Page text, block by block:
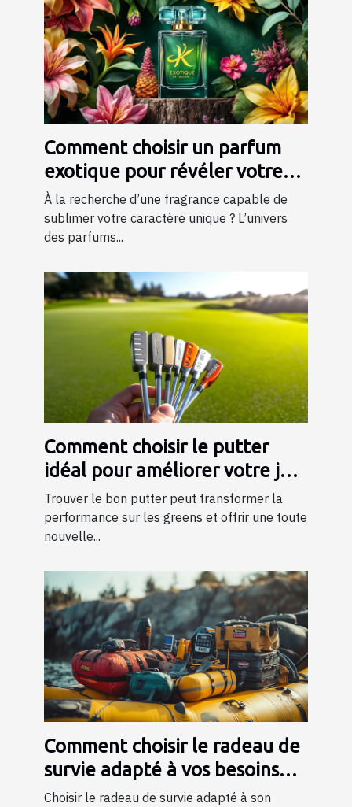
Comment choisir un parfum
exotique pour révéler votre
personnalité?
À la recherche d’une fragrance capable de
sublimer votre caractère unique ? L’univers
des parfums...
Comment choisir le putter
idéal pour améliorer votre jeu
?
Trouver le bon putter peut transformer la
performance sur les greens et offrir une toute
nouvelle...
Comment choisir le radeau de
survie adapté à vos besoins
professionnels ?
Choisir le radeau de survie adapté à son